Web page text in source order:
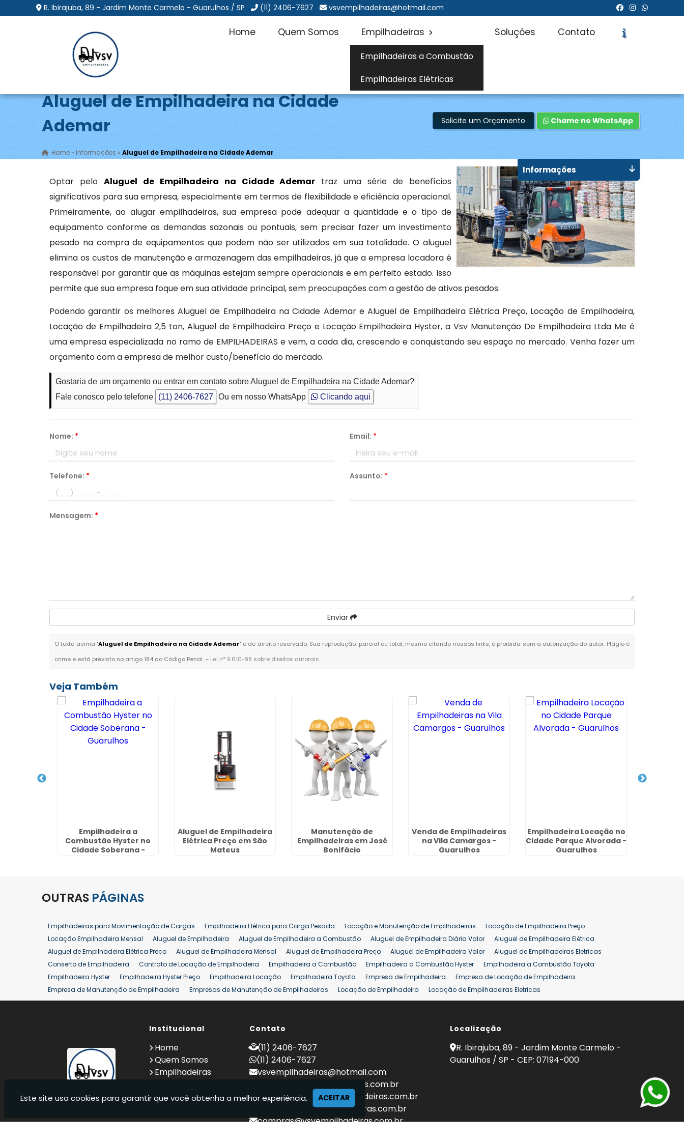
R. Ibirajuba, 89 - Jardim Monte Carmelo - Guarulhos / SP (11) 2406-7627 vsvempilhadeiras@hotmail.com
Home Quem Somos Empilhadeiras
Empilhadeiras a Combustão
Empilhadeiras Elétricas
Soluções Contato
Aluguel de Empilhadeira na Cidade
Ademar
Home »Informações »Aluguel de Empilhadeira na Cidade Ademar
Solicite um Orçamento Chame no WhatsApp
Optar pelo Aluguel de Empilhadeira na Cidade Ademar traz uma série de benefícios
significativos para sua empresa, especialmente em termos de flexibilidade e eficiência operacional.
Primeiramente, ao alugar empilhadeiras, sua empresa pode adequar a quantidade e o tipo de
equipamento conforme as demandas sazonais ou pontuais, sem precisar fazer um investimento
pesado na compra de equipamentos que podem não ser utilizados em sua totalidade. O aluguel
elimina os custos de manutenção e armazenagem das empilhadeiras, já que a empresa locadora é
responsável por garantir que as máquinas estejam sempre operacionais e em perfeito estado. Isso
permite que sua empresa foque em sua atividade principal, sem preocupações com a gestão de ativos pesados.
Podendo garantir os melhores Aluguel de Empilhadeira na Cidade Ademar e Aluguel de Empilhadeira Elétrica Preço, Locação de Empilhadeira,
Locação de Empilhadeira 2,5 ton, Aluguel de Empilhadeira Preço e Locação Empilhadeira Hyster, a Vsv Manutenção De Empilhadeira Ltda Me é
uma empresa especializada no ramo de EMPILHADEIRAS e vem, a cada dia, crescendo e conquistando seu espaço no mercado. Venha fazer um
orçamento com a empresa de melhor custo/benefício do mercado.
Gostaria de um orçamento ou entrar em contato sobre Aluguel de Empilhadeira na Cidade Ademar?
Fale conosco pelo telefone
(11) 2406-7627 Ou em nosso WhatsApp Clicando aqui
Nome: * Email: *
Telefone: * Assunto: *
Mensagem: *
Enviar
O texto acima "Aluguel de Empilhadeira na Cidade Ademar" é de direito reservado. Sua reprodução, parcial ou total, mesmo citando nossos links, é proibida sem a autorização do autor. Plágio é
crime e está previsto no artigo 184 do Código Penal. – Lei n° 9.610-98 sobre direitos autorais.
Informações
Veja Também
Empilhadeira a
Combustão Hyster no
Cidade Soberana -
Aluguel de Empilhadeira
Elétrica Preço em São
Mateus
Manutenção de
Empilhadeiras em José
Bonifácio
Venda de Empilhadeiras
na Vila Camargos -
Guarulhos
Empilhadeira Locação no
Cidade Parque Alvorada -
Guarulhos
OUTRAS PÁGINAS
Empilhadeiras para Movimentação de Cargas Empilhadeira Elétrica para Carga Pesada Locação e Manutenção de Empilhadeiras
Locação de Empilhadeira Preço
Locação Empilhadeira Mensal
Aluguel de Empilhadeira Aluguel de Empilhadeira a Combustão Aluguel de Empilhadeira Diária Valor
Aluguel de Empilhadeira Elétrica
Aluguel de Empilhadeira Elétrica Preço
Aluguel de Empilhadeira Mensal Aluguel de Empilhadeira Preço Aluguel de Empilhadeira Valor
Aluguel de Empilhadeiras Eletricas
Conserto de Empilhadeira
Contrato de Locação de Empilhadeira Empilhadeira a Combustão Empilhadeira a Combustão Hyster
Empilhadeira a Combustão Toyota
Empilhadeira Hyster
Empilhadeira Hyster Preço Empilhadeira Locação Empilhadeira Toyota Empresa de Empilhadeira
Empresa de Locação de Empilhadeira
Empresa de Manutenção de Empilhadeira
Empresas de Manutenção de Empilhadeiras Locação de Empilhadeira
Locação de Empilhadeiras Eletricas
Locação Empilhadeira Hyster
Locação Empilhadeira para Hipermercados Locação Empilhadeira para Mercados
Manutenção de Empilhadeiras
Comprar Empilhadeira Comprar Empilhadeira Elétrica Comprar Empilhadeira Hyster
Locação de Empilhadeira 25 ton
Comprar Empilhadeira 25 ton Empilhadeira a Combustão 25 ton Preço de Empilhadeira 25 ton Venda Empilhadeiras 25 ton
Institucional
Home
Quem Somos
Empilhadeiras
Informações
Contato
(11) 2406-7627
(11) 2406-7627
vsvempilhadeiras@hotmail.com
locacao@vsvempilhadeiras.com.br
manutencao@vsvempilhadeiras.com.br
financeiro@vsvempilhadeiras.com.br
compras@vsvempilhadeiras.com.br
Localização
R. Ibirajuba, 89 - Jardim Monte Carmelo -
Guarulhos / SP - CEP: 07194-000
Este site usa cookies para garantir que você obtenha a melhor experiência. ACEITAR